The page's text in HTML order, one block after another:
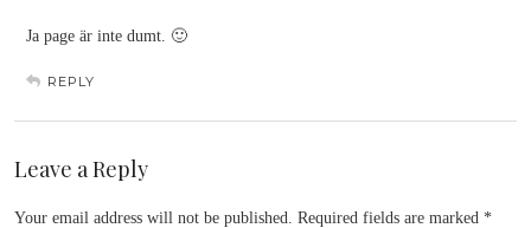
Ja page är inte dumt. 🙂
REPLY
Leave a Reply
Your email address will not be published. Required fields are marked *